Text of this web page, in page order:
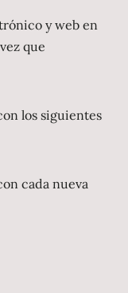
y web en
que
los siguientes
cada nueva